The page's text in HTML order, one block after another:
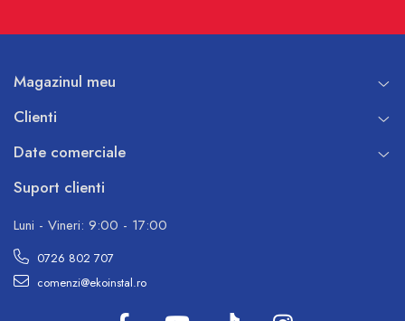
Magazinul meu
Clienti
Date comerciale
Suport clienti
Luni - Vineri: 9:00 - 17:00
0726 802 707
comenzi@ekoinstal.ro